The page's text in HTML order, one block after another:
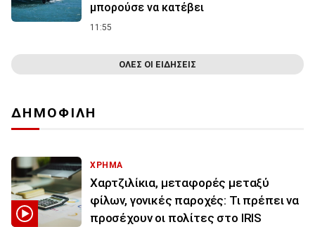
μπορούσε να κατέβει
11:55
ΟΛΕΣ ΟΙ ΕΙΔΗΣΕΙΣ
ΔΗΜΟΦΙΛΗ
ΧΡΗΜΑ
Χαρτζιλίκια, μεταφορές μεταξύ
φίλων, γονικές παροχές: Τι πρέπει να
προσέχουν οι πολίτες στο IRIS